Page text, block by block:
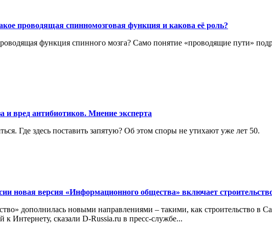
проводящая спинномозговая функция и какова её роль?
функция спинного мозга? Само понятие «проводящие пути»
и вред антибиотиков. Мнение эксперта
Где здесь поставить запятую? Об этом споры не утихают уже лет 50.
новая версия «Информационного общества» включает
дополнилась новыми направлениями – такими, как строительство в
Интернету, сказали D-Russia.ru в пресс-службе...